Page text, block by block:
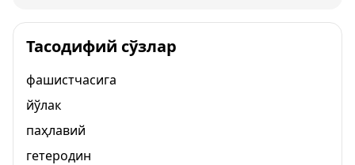
Тасодифий сўзлар
фашистчасига
йўлак
паҳлавий
гетеродин